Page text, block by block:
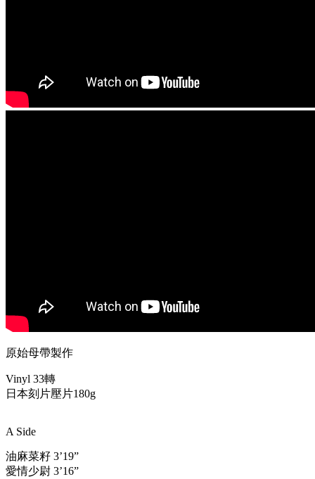
原始母帶製作
Vinyl 33轉
日本刻片壓片180g
A Side
油麻菜籽 3’19”
愛情少尉 3’16”